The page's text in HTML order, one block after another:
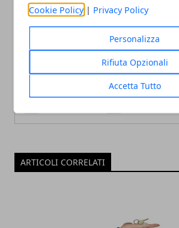
Cookie Policy | Privacy Policy
Personalizza
Rifiuta Opzionali
Accetta Tutto
Redazione
ARTICOLI CORRELATI